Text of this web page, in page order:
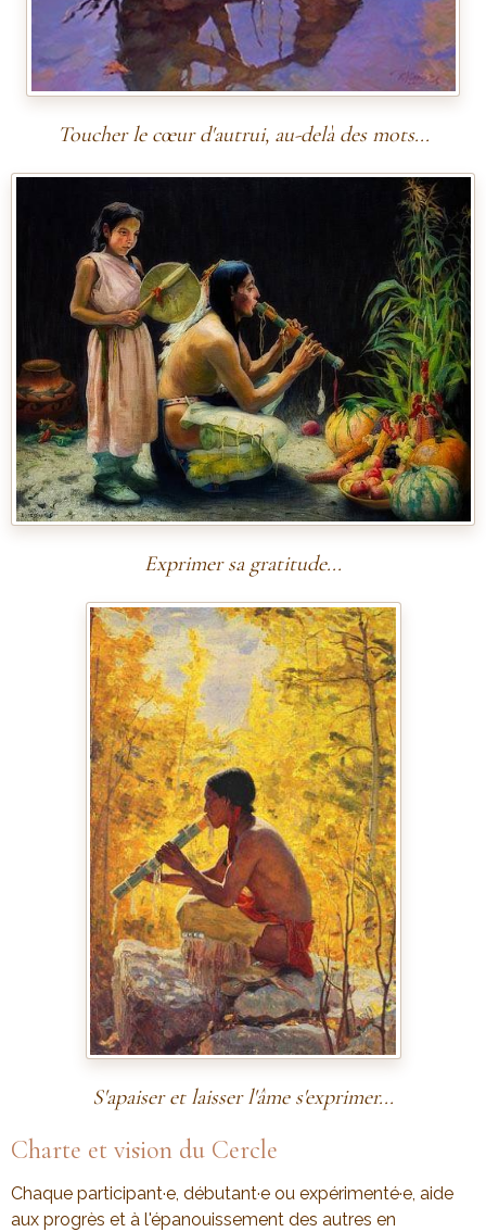
Toucher le cœur d'autrui, au-delà des mots...
Exprimer sa gratitude...
S'apaiser et laisser l'âme s'exprimer...
Charte et vision du Cercle
Chaque participant·e, débutant·e ou expérimenté·e, aide
aux progrès et à l'épanouissement des autres en